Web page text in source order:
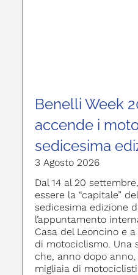
Benelli Week
accende i
sedicesima
3 Agosto 2026
Dal 14 al 20
essere la “capitale”
sedicesima edizione
l’appuntamento
Casa del Leoncino e
di motociclismo. Una
che, anno dopo
migliaia di